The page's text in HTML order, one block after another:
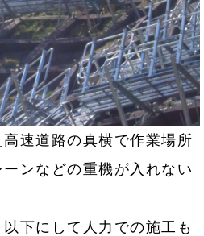
速道路の真横で作業場所
ンなどの重機が入れない
下にして人力での施工も